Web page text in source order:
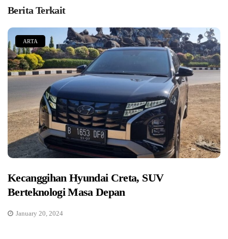
Berita Terkait
ARTA
Kecanggihan Hyundai Creta, SUV
Berteknologi Masa Depan
January 20, 2024